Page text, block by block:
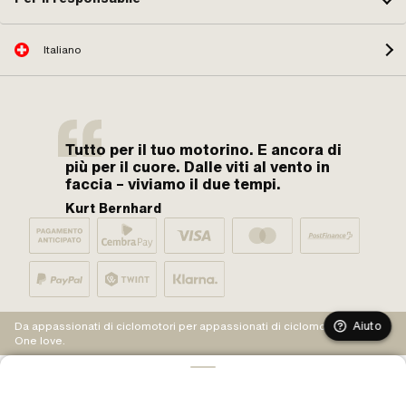
Italiano
Tutto per il tuo motorino. E ancora di
più per il cuore. Dalle viti al vento in
faccia – viviamo il due tempi.
Kurt Bernhard
Da appassionati di ciclomotori per appassionati di ciclomotori.
One love.
Aiuto